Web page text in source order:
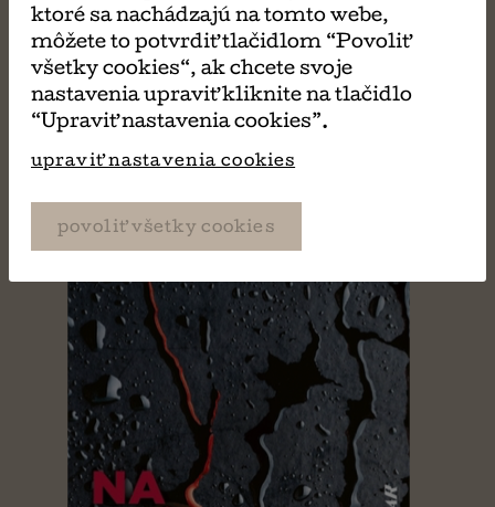
ktoré sa nachádzajú na tomto webe,
môžete to potvrdiť tlačidlom “Povoliť
všetky cookies“, ak chcete svoje
nastavenia upraviť kliknite na tlačidlo
“Upraviť nastavenia cookies”.
upraviť nastavenia cookies
povoliť všetky cookies